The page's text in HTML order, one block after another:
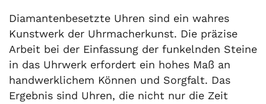
Diamantenbesetzte Uhren sind ein wahres
Kunstwerk der Uhrmacherkunst. Die präzise
Arbeit bei der Einfassung der funkelnden Steine
in das Uhrwerk erfordert ein hohes Maß an
handwerklichem Können und Sorgfalt. Das
Ergebnis sind Uhren, die nicht nur die Zeit